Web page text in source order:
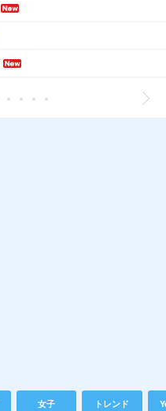
女子 トレンド